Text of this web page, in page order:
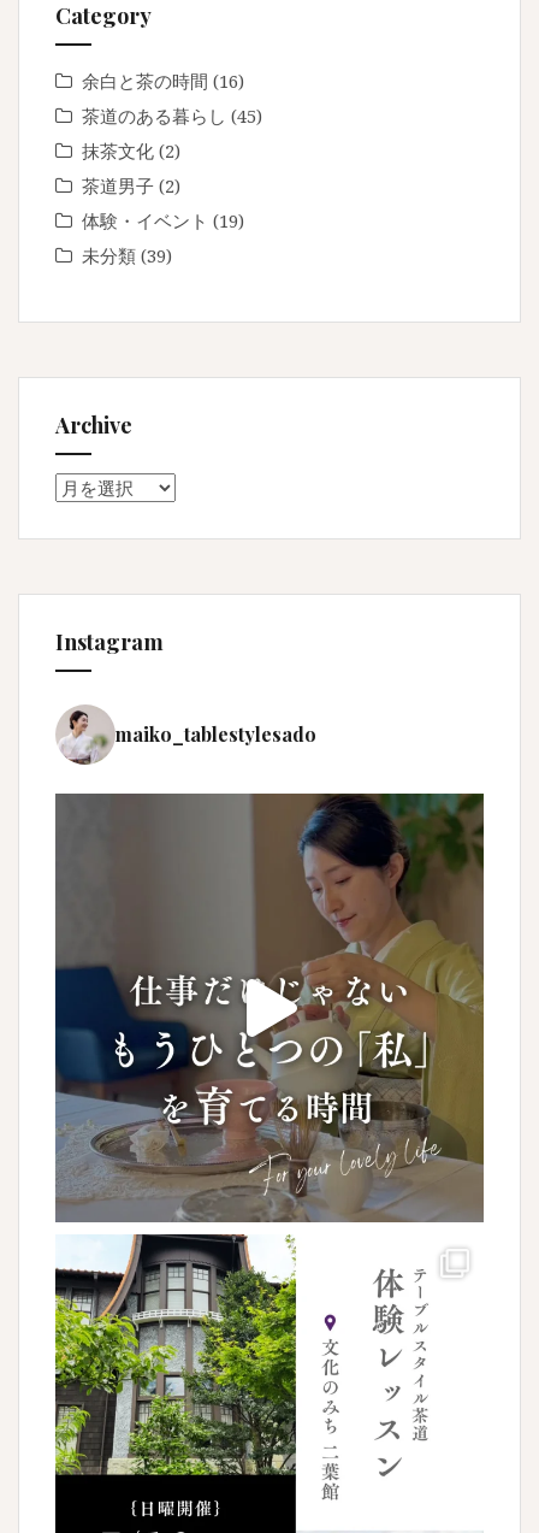
Category
余白と茶の時間 (16)
茶道のある暮らし (45)
抹茶文化 (2)
茶道男子 (2)
体験・イベント (19)
未分類 (39)
Archive
Archive
Instagram
maiko_tablestylesado